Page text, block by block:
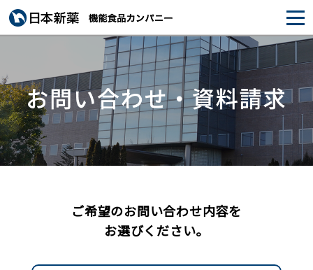
ご希望のお問い合わせ内容を
お選びください。